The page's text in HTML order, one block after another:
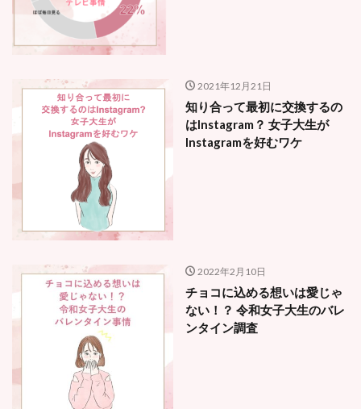
2021年12月21日
知り合って最初に交換するの
はInstagram？ 女子大生が
Instagramを好むワケ
2022年2月10日
チョコに込める想いは愛じゃ
ない！？ 令和女子大生のバレ
ンタイン調査